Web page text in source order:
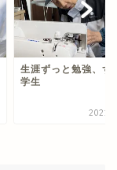
わたしは通訳者？！
2022-